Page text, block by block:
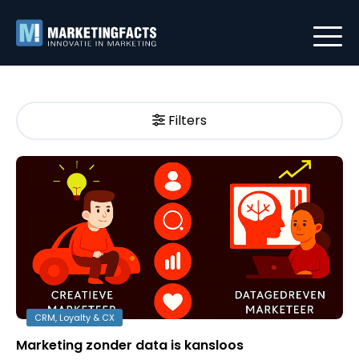
Filters
CRM, Loyalty & CX
Marketing zonder data is kansloos